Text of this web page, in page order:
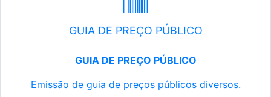
GUIA DE PREÇO PÚBLICO
GUIA DE PREÇO PÚBLICO
Emissão de guia de preços públicos diversos.